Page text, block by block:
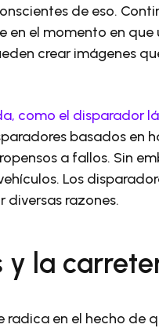
de eso.
en el momento en que
crear imágenes
como el disparador
basados ​​en
a fallos. Sin
Los
diversas razones.
y la
radica en el hecho de